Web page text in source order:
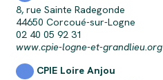
8, rue Sainte Radegonde
44650 Corcoué-sur-Logne
02 40 05 92 31
www.cpie-logne-et-grandlieu.org
CPIE Loire Anjou